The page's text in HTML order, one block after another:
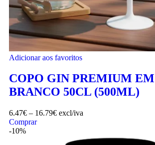
Adicionar aos favoritos
COPO GIN PREMIUM
BRANCO 50CL (500ML)
6.47€ – 16.79€ excl/iva
Comprar
-10%